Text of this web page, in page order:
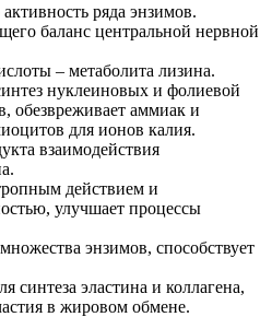
ряда энзимов.
баланс центральной нервной
– метаболита лизина.
нуклеиновых и фолиевой
обезвреживает аммиак и
для ионов калия.
взаимодействия
действием и
улучшает процессы
энзимов, способствует
синтеза эластина и коллагена,
в жировом обмене.